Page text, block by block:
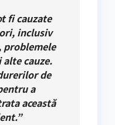
fi cauzate
inclusiv
alte cauze.
de
a
această